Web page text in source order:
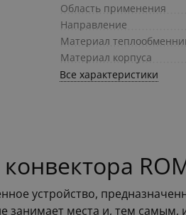
Область применения
Направление
Материал
Материал корпуса
Все характеристики
устройство,
занимает места и, тем